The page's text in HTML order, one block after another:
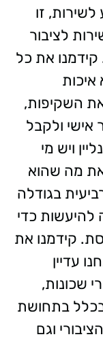
זו
לציבור
את כל
השקיפות,
אישי ולקבל
ויש מי
מה שהוא
בגודלה
להיעשות כדי
קידמנו את
עדיין
שכונות,
בתחושת
וגם